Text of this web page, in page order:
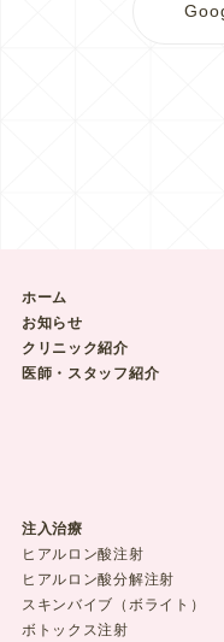
ホーム
お知らせ
クリニック紹介
医師・スタッフ紹介
注入治療
ヒアルロン酸注射
ヒアルロン酸分解注射
スキンバイブ（ボライト）
ボトックス注射